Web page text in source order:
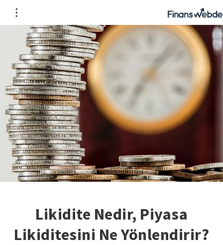
Likidite Nedir, Piyasa
Likiditesini Ne Yönlendirir?